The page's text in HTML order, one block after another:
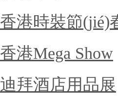
香港時裝節(jié)
香港Mega Show
迪拜酒店用品展